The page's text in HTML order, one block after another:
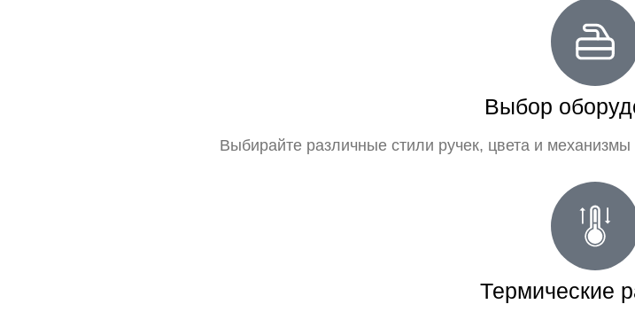
Выбор
Выбирайте различные стили ручек, цвета и
Термические